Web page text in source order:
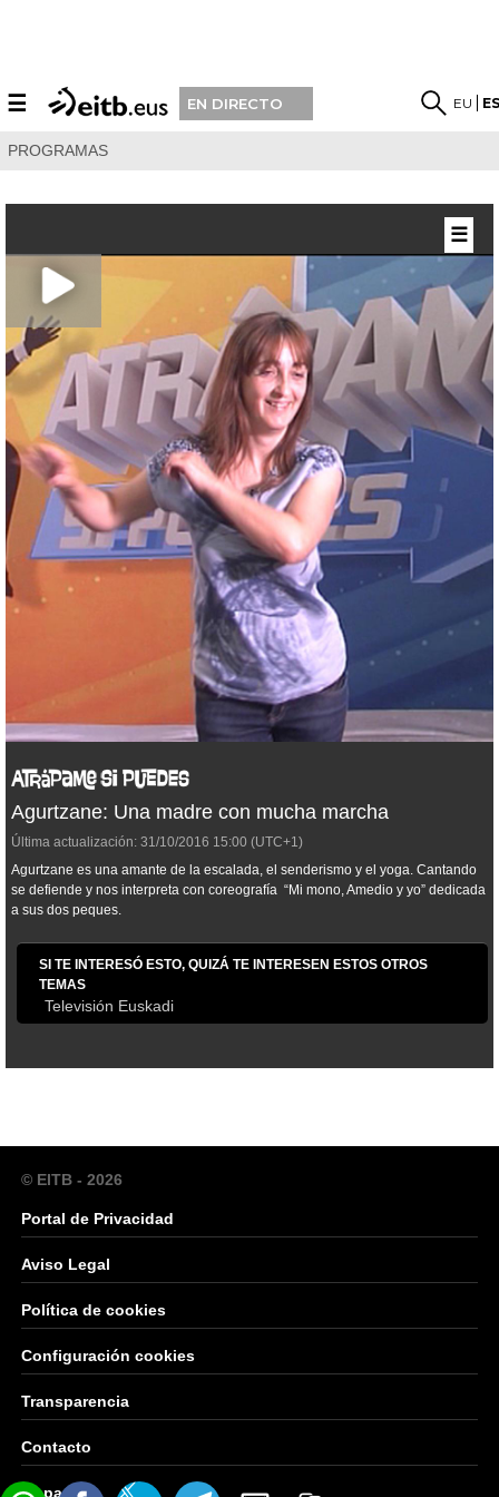
☰ EN DIRECTO EU
PROGRAMAS
Agurtzane: Una madre con mucha marcha
Última actualización: 31/10/2016 15:00 (UTC+1)
Agurtzane es una amante de la escalada, el senderismo y el yoga. Cantando
se defiende y nos interpreta con coreografía “Mi mono, Amedio y yo” dedicada
a sus dos peques.
SI TE INTERESÓ ESTO, QUIZÁ TE INTERESEN ESTOS OTROS
TEMAS
Televisión Euskadi
☰
© EITB - 2026
Portal de Privacidad
Aviso Legal
Política de cookies
Configuración cookies
Transparencia
Contacto
Mapa Web